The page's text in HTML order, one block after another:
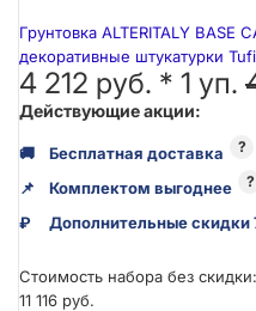
Грунтовка ALTERITALY
декоративные штукатурки
4 212 руб. * 1 уп.
Действующие акции:
🚚 Бесплатная доставка ?
📌 Комплектом выгоднее ?
₽ Дополнительные скидки
Стоимость набора без скидки:
11 116 руб.